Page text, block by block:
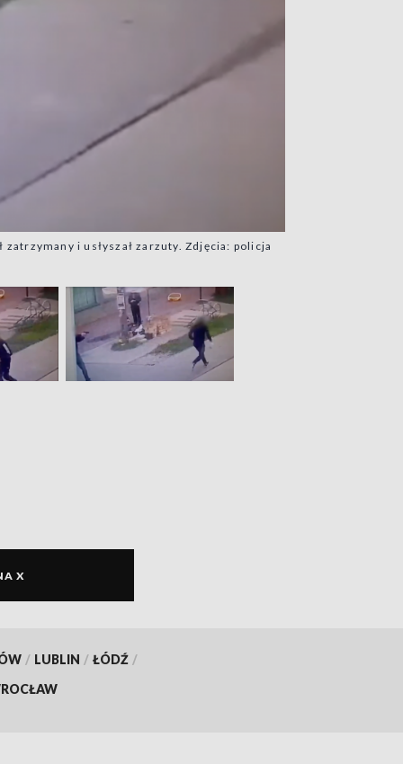
i usłyszał zarzuty. Zdjęcia: policja
X
/ LUBLIN / ŁÓDŹ /